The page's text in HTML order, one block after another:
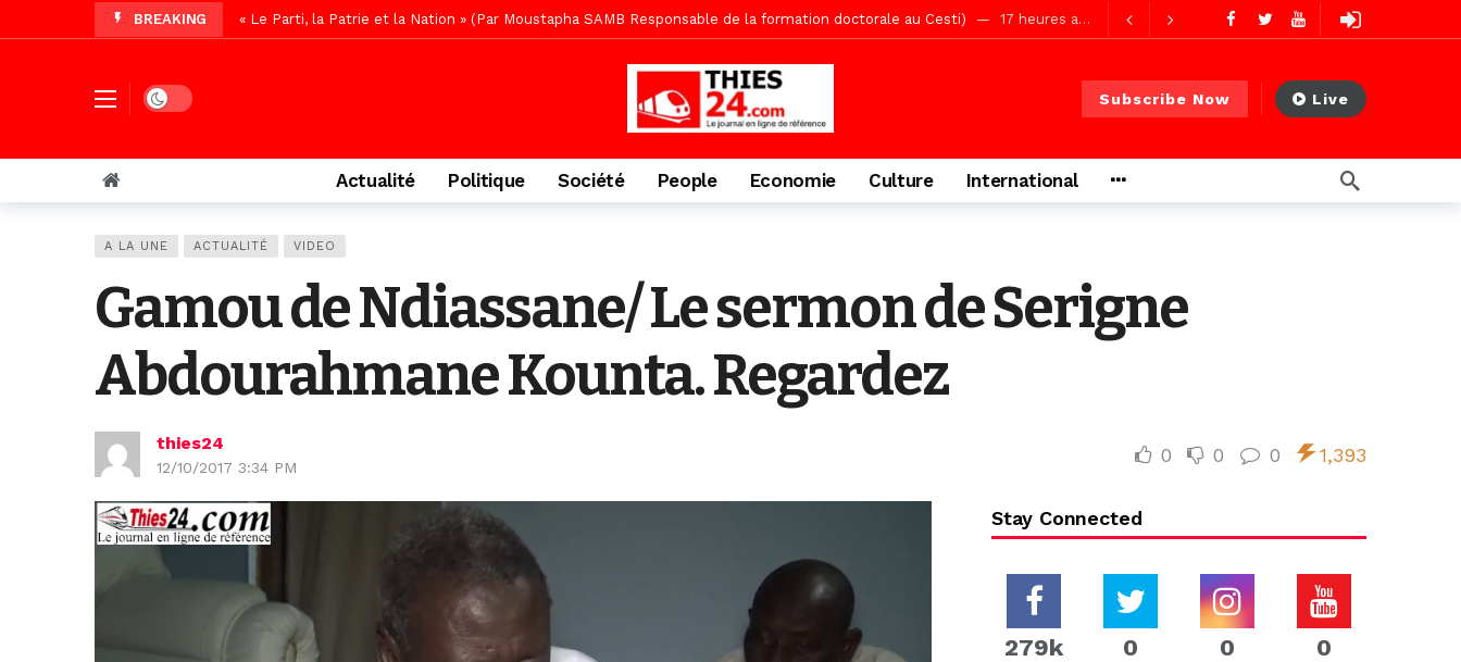
BREAKING « Le Parti, la Patrie et la Nation » (Par Moustapha SAMB Responsable de la formation doctorale au Cesti) 17 heures ago
Vidéo/ Magal 2026, le train a transporté 9.651 passagers, l’équivalent de 600 minibus
Vidéo/ L’arrivée spectaculaire à la gare de Thiès, du dernier train en provenance de Touba
Vidéo/ Grand Thiès en deuil, Cheikh Ndiaye l’initiateur du kurel 18 Safar a péri dans un accident 2 jours ago
Vidéo/Gamou Bakhdad chez Boroom Ndaam, sécurité, eau, au coeur des priorités 2 jours ago
Vidéo/Chérif Nehma Aïdara Diamaguène Nimzath Thiès, mesures annoncées pour une réussite
Autoroute Dakar-Saint Louis, les récriminations des populations de Pambal 10 heures ago
Dark mode Subscribe Now Live
Actualité Politique Société People Economie Culture International
A LA UNE ACTUALITÉ VIDEO
Gamou de Ndiassane/ Le sermon de Serigne
Abdourahmane Kounta. Regardez
thies24
12/10/2017 3:34 PM
0 0 0 1,393
Stay Connected
279k 0 0 0